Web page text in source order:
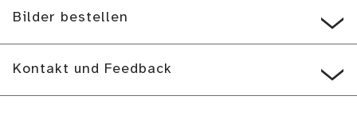
Bilder bestellen
Kontakt und Feedback